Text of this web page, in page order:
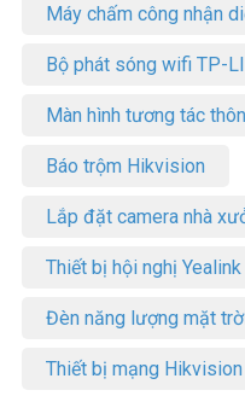
Máy chấm công nhận
Bộ phát sóng wifi TP-
Màn hình tương tác
Báo trộm Hikvision
Lắp đặt camera nhà
Thiết bị hội nghị Yealink
Đèn năng lượng mặt
Thiết bị mạng Hikvision